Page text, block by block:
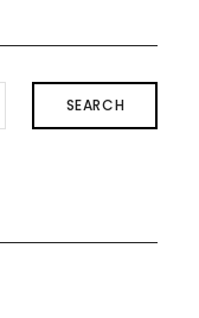
SEARCH